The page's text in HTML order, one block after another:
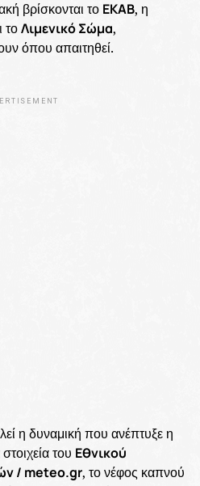
βρίσκονται το ΕΚΑΒ, η
τοΛιμενικό Σώμα,
όπου απαιτηθεί.
η δυναμική που ανέπτυξε η
του Εθνικού
/ meteo.gr, το νέφος καπνού